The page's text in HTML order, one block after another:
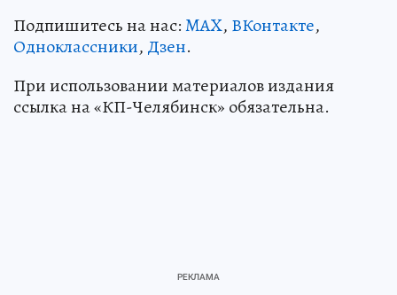
Подпишитесь на нас:MAX, ВКонтакте,
Одноклассники, Дзен.
При использовании материалов издания
ссылка на «КП-Челябинск» обязательна.